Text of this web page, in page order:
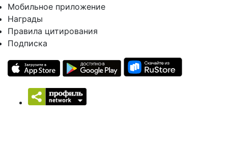
Мобильное приложение
Награды
Правила цитирования
Подписка